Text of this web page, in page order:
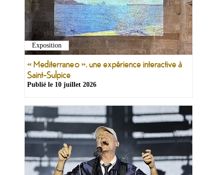
Exposition
« Mediterraneo », une expérience interactive à
Saint-Sulpice
Publié le 10 juillet 2026